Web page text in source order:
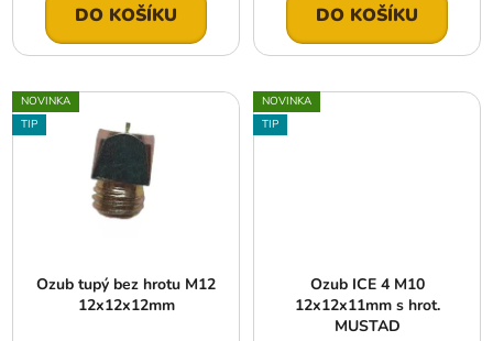
DO KOŠÍKU DO KOŠÍKU
NOVINKA
TIP
Ozub tupý bez hrotu M12
12x12x12mm
NOVINKA
TIP
Ozub ICE 4 M10
12x12x11mm s hrot.
MUSTAD